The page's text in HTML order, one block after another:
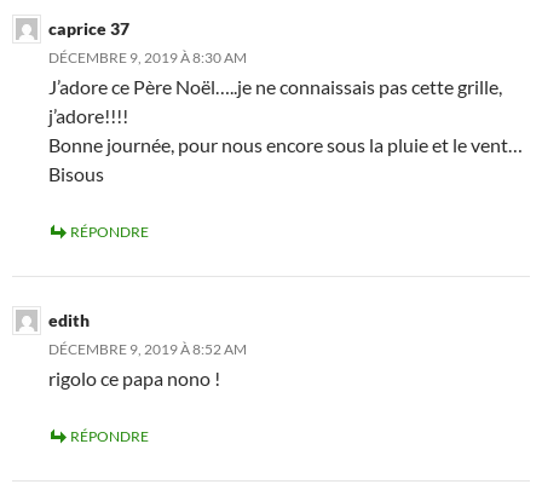
caprice 37
DÉCEMBRE 9, 2019 À 8:30 AM
J’adore ce Père Noël…..je ne connaissais pas cette grille,
j’adore!!!!
Bonne journée, pour nous encore sous la pluie et le vent…
Bisous
RÉPONDRE
edith
DÉCEMBRE 9, 2019 À 8:52 AM
rigolo ce papa nono !
RÉPONDRE